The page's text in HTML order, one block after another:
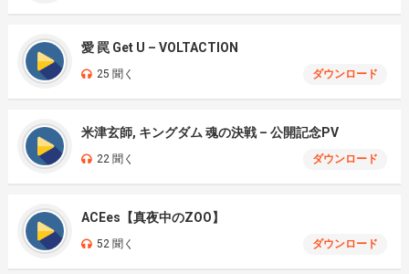
愛 罠 Get U – VOLTACTION
25 聞く ダウンロード
米津玄師, キングダム 魂の決戦 – 公開記念PV
22 聞く ダウンロード
ACEes【真夜中のZOO】
52 聞く ダウンロード